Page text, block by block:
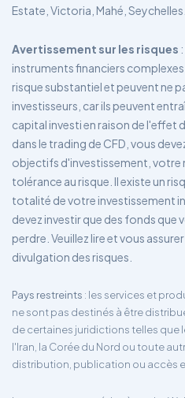
Estate, Victoria, Mahé, Seychelles.
Avertissement sur les risques
instruments financiers
risque substantiel et peuvent ne
investisseurs, car ils peuvent
capital investi en raison de l'effet
dans le trading de CFD, vous
objectifs d'investissement, votre
tolérance au risque. Il existe un
totalité de votre investissement
devez investir que des fonds que
perdre. Veuillez lire et vous
divulgation des risques.
Pays restreints : les services et
ne sont pas destinés à être
de certaines juridictions telles que
l'Iran, la Corée du Nord ou toute
distribution, publication ou accès